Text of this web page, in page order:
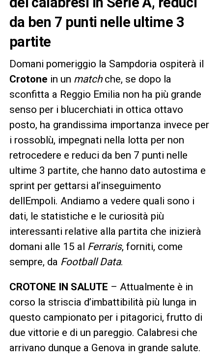
da ben 7 punti nelle ultime 3
partite
Domani pomeriggio la Sampdoria ospiterà il
Crotone in un matchche, se dopo la
sconfitta a Reggio Emilia non ha più grande
senso per i blucerchiati in ottica ottavo
posto, ha grandissima importanza invece per
i rossoblù, impegnati nella lotta per non
retrocedere e reduci da ben 7 punti nelle
ultime 3 partite, che hanno dato autostima e
sprint per gettarsi al’inseguimento
dellEmpoli. Andiamo a vedere quali sono i
dati, le statistiche e le curiosità più
interessanti relative alla partita che inizierà
domani alle 15 al Ferraris, forniti, come
sempre, da Football Data.
CROTONE IN SALUTE – Attualmente è in
corso la striscia d’imbattibilità più lunga in
questo campionato per i pitagorici, frutto di
due vittorie e di un pareggio. Calabresi che
arrivano dunque a Genova in grande salute.